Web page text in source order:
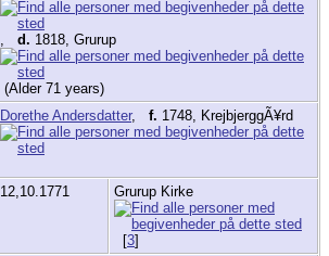
d. 1818, Grurup
(Alder 71 years)
Dorethe Andersdatter, f. 1748, KrejbjerggÃ¥rd
12,10.1771 Grurup Kirke
[3]